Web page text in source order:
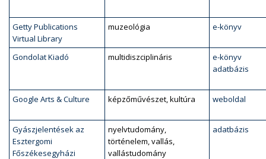
Getty Publications
Virtual Library
muzeológia e-könyv
Gondolat Kiadó multidiszciplináris
e-könyv
adatbázis
Google Arts & Culture képzőművészet, kultúra weboldal
Gyászjelentések az
Esztergomi
Főszékesegyházi
nyelvtudomány,
történelem, vallás,
vallástudomány
adatbázis